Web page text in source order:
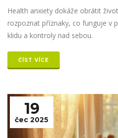
Health anxiety dokáže obrátit
rozpoznat příznaky, co funguje v
klidu a kontroly nad sebou.
ČÍST VÍCE
19
čec 2025